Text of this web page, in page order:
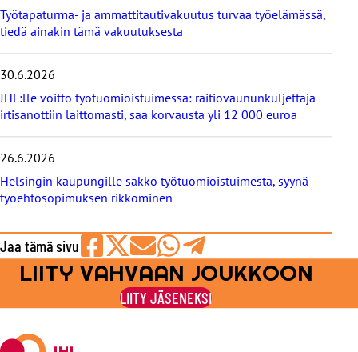
e
t
Työtapaturma- ja ammattitautivakuutus turvaa työelämässä,
tiedä ainakin tämä vakuutuksesta
30.6.2026
JHL:lle voitto työtuomioistuimessa: raitiovaununkuljettaja
irtisanottiin laittomasti, saa korvausta yli 12 000 euroa
26.6.2026
Helsingin kaupungille sakko työtuomioistuimesta, syynä
työehtosopimuksen rikkominen
Jaa tämä sivu
Jaa
Facebookissa
Jaa
viestipalvelu
X:ssä
Jaa
sähköpostilla
Jaa
WhatsAppilla
Jaa
Telegramilla
LIITY VAHVAAN JOUKKOON
LIITY JÄSENEKSI